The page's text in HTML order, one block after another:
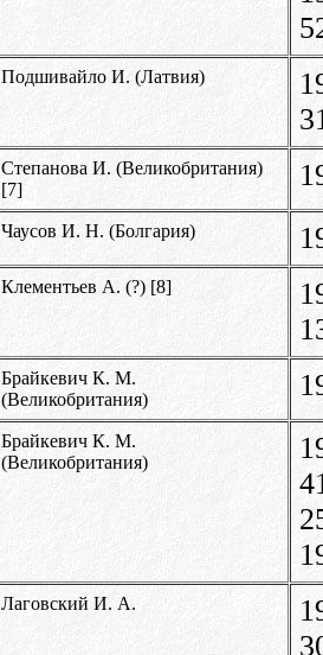
Подшивайло И. (Латвия)
Степанова И. (Великобритания)
[7]
Чаусов И. Н. (Болгария)
Клементьев А. (?) [8]
Брайкевич К. М.
(Великобритания)
Брайкевич К. М.
(Великобритания)
Лаговский И. А.